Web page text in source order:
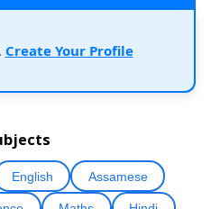
Create Your Profile
English Assamese